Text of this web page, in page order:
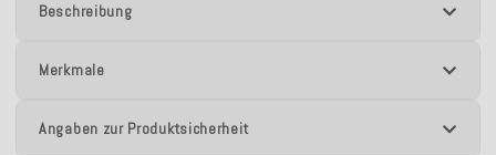
Beschreibung
Merkmale
Angaben zur Produktsicherheit